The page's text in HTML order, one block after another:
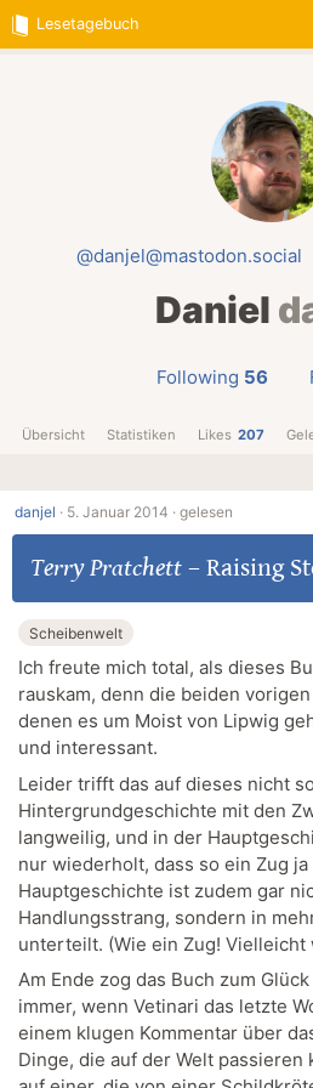
Lesetagebuch
@danjel@mastodon.social
Daniel
Following 56
Übersicht Statistiken Likes 207
danjel · 5. Januar 2014 · gelesen
Terry Pratchett– Raising
Scheibenwelt
Ich freute mich total, als dieses
rauskam, denn die beiden
denen es um Moist von Lipwig
und interessant.
Leider trifft das auf dieses nicht
Hintergrundgeschichte mit den
langweilig, und in der
nur wiederholt, dass so ein Zug
Hauptgeschichte ist zudem gar
Handlungsstrang, sondern in
unterteilt. (Wie ein Zug! Vielleicht
Am Ende zog das Buch zum
immer, wenn Vetinari das letzte
einem klugen Kommentar über
Dinge, die auf der Welt passieren